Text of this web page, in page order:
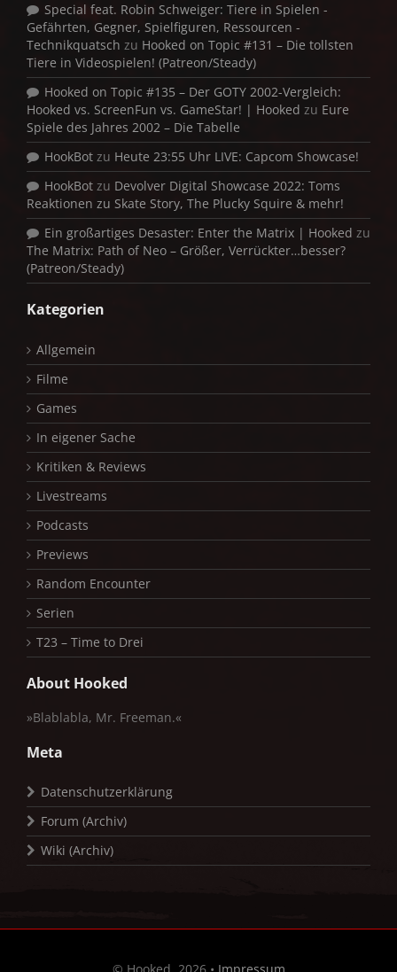
Special feat. Robin Schweiger: Tiere in Spielen -
Gefährten, Gegner, Spielfiguren, Ressourcen -
Technikquatsch zu Hooked on Topic #131 – Die tollsten
Tiere in Videospielen! (Patreon/Steady)
Hooked on Topic #135 – Der GOTY 2002-Vergleich:
Hooked vs. ScreenFun vs. GameStar! | Hooked zu Eure
Spiele des Jahres 2002 – Die Tabelle
HookBot zu Heute 23:55 Uhr LIVE: Capcom Showcase!
HookBot zu Devolver Digital Showcase 2022: Toms
Reaktionen zu Skate Story, The Plucky Squire & mehr!
Ein großartiges Desaster: Enter the Matrix | Hooked zu
The Matrix: Path of Neo – Größer, Verrückter…besser?
(Patreon/Steady)
Kategorien
Allgemein
Filme
Games
In eigener Sache
Kritiken & Reviews
Livestreams
Podcasts
Previews
Random Encounter
Serien
T23 – Time to Drei
About Hooked
»Blablabla, Mr. Freeman.«
Meta
Datenschutzerklärung
Forum (Archiv)
Wiki (Archiv)